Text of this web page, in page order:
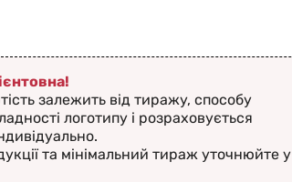
залежить від тиражу, способу
логотипу і розраховується
та мінімальний тираж уточнюйте у